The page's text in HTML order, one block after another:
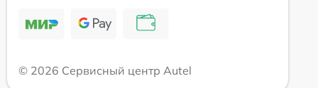
© 2026 Сервисный центр Autel